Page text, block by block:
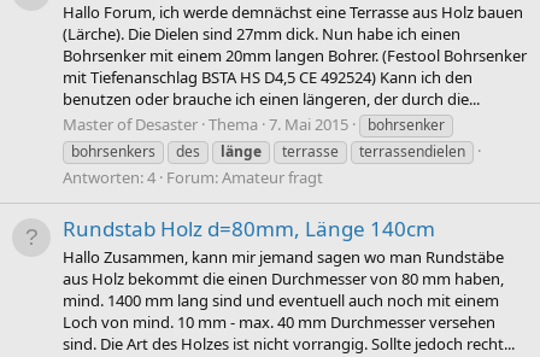
Hallo Forum, ich werde demnächst eine Terrasse aus Holz bauen
(Lärche). Die Dielen sind 27mm dick. Nun habe ich einen
Bohrsenker mit einem 20mm langen Bohrer. (Festool Bohrsenker
mit Tiefenanschlag BSTA HS D4,5 CE 492524) Kann ich den
benutzen oder brauche ich einen längeren, der durch die...
Master of Desaster Thema 7. Mai 2015
bohrsenker
bohrsenkers
des länge terrasse terrassendielen
Antworten: 4 Forum:Amateur fragt
Rundstab Holz d=80mm, Länge 140cm
Hallo Zusammen, kann mir jemand sagen wo man Rundstäbe
aus Holz bekommt die einen Durchmesser von 80 mm haben,
mind. 1400 mm lang sind und eventuell auch noch mit einem
Loch von mind. 10 mm - max. 40 mm Durchmesser versehen
sind. Die Art des Holzes ist nicht vorrangig. Sollte jedoch recht...